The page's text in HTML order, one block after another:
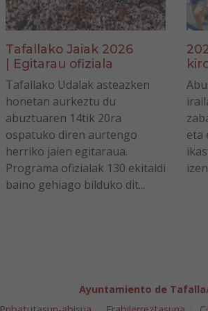
Tafallako Jaiak 2026
| Egitarau ofiziala
Tafallako Udalak asteazken
honetan aurkeztu du
abuztuaren 14tik 20ra
ospatuko diren aurtengo
herriko jaien egitaraua.
Programa ofizialak 130 ekitaldi
baino gehiago bilduko dit...
eta
Ayuntamiento de